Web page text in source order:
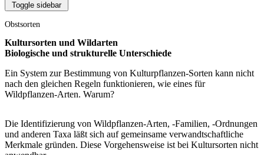
Toggle sidebar
Obstsorten
Kultursorten und Wildarten
Biologische und strukturelle Unterschiede
Ein System zur Bestimmung von Kulturpflanzen-Sorten kann nicht
nach den gleichen Regeln funktionieren, wie eines für
Wildpflanzen-Arten. Warum?
Die Identifizierung von Wildpflanzen-Arten, -Familien, -Ordnungen
und anderen Taxa läßt sich auf gemeinsame verwandtschaftliche
Merkmale gründen. Diese Vorgehensweise ist bei Kultursorten nicht